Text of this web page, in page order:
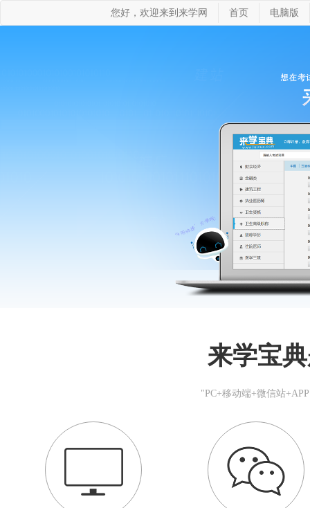
您好，欢迎来到来学网 首页 电脑版
来学宝
"PC+移动端+微信站